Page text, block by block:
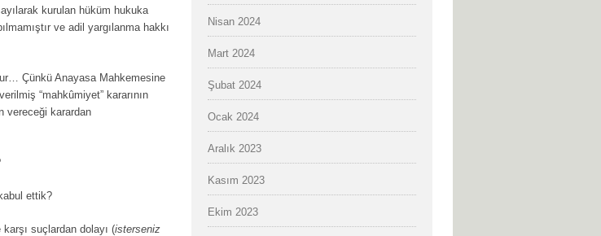
kurulan hüküm hukuka
ve adil yargılanma hakkı
Çünkü Anayasa Mahkemesine
“mahkûmiyet” kararının
vereceği karardan
ettik?
suçlardan dolayı (isterseniz
Nisan 2024
Mart 2024
Şubat 2024
Ocak 2024
Aralık 2023
Kasım 2023
Ekim 2023